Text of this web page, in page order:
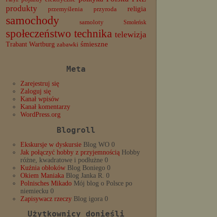
produkty
przemyślenia przyroda religia
samochody samoloty Smoleńsk
społeczeństwo technika telewizja
Trabant Wartburg zabawki śmieszne
Meta
Zarejestruj się
Zaloguj się
Kanał wpisów
Kanał komentarzy
WordPress.org
Blogroll
Ekskursje w dyskursie Blog WO 0
Jak połączyć hobby z przyjemnością Hobby
różne, kwadratowe i podłużne 0
Kuźnia obłoków Blog Boniego 0
Okiem Maniaka Blog Janka R. 0
Polnisches Mikado Mój blog o Polsce po
niemiecku 0
Zapisywacz rzeczy Blog igora 0
Użytkownicy donieśli